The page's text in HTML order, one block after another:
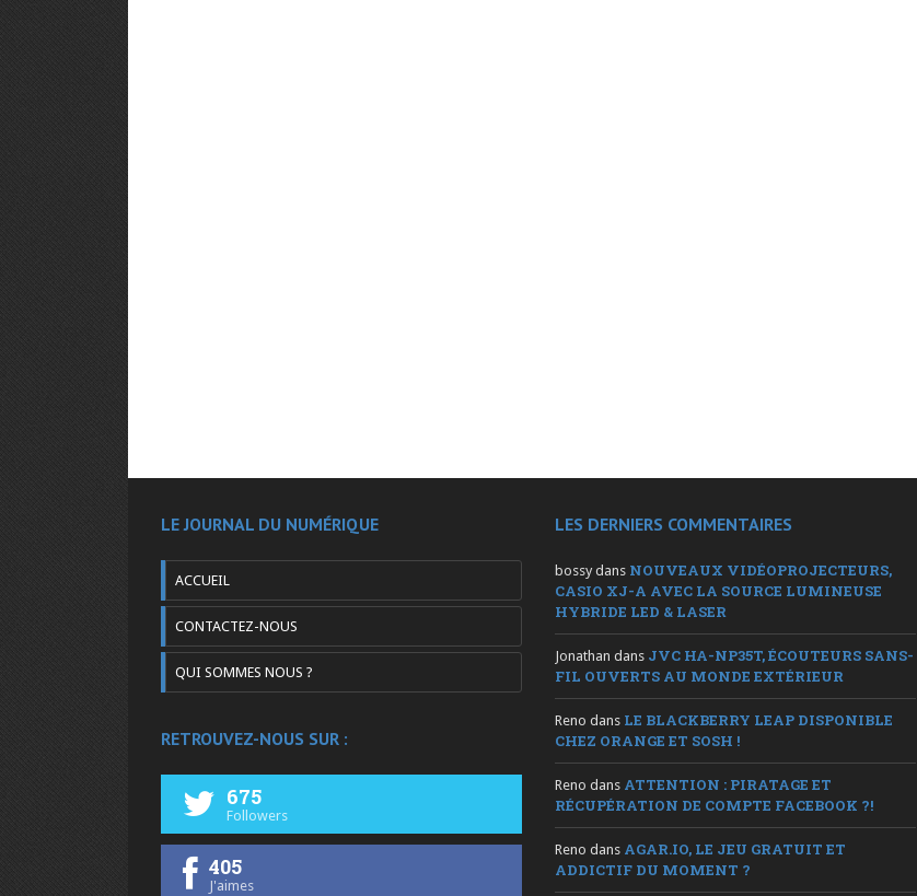
LE JOURNAL DU NUMÉRIQUE
ACCUEIL
CONTACTEZ-NOUS
QUI SOMMES NOUS ?
RETROUVEZ-NOUS SUR :
675
Followers
405
J'aimes
LES DERNIERS COMMENTAIRES
bossy dans NOUVEAUX VIDÉOPROJECTEURS,
CASIO XJ-A AVEC LA SOURCE LUMINEUSE
HYBRIDE LED & LASER
Jonathan dans JVC HA-NP35T, ÉCOUTEURS SANS-
FIL OUVERTS AU MONDE EXTÉRIEUR
Reno dans LE BLACKBERRY LEAP DISPONIBLE
CHEZ ORANGE ET SOSH !
Reno dans ATTENTION : PIRATAGE ET
RÉCUPÉRATION DE COMPTE FACEBOOK ?!
Reno dans AGAR.IO, LE JEU GRATUIT ET
ADDICTIF DU MOMENT ?